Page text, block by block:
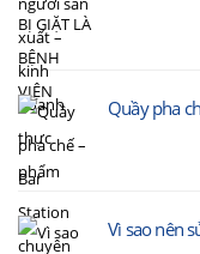
Quầy pha
Vì sao nên